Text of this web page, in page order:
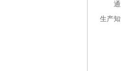
通过
生产知